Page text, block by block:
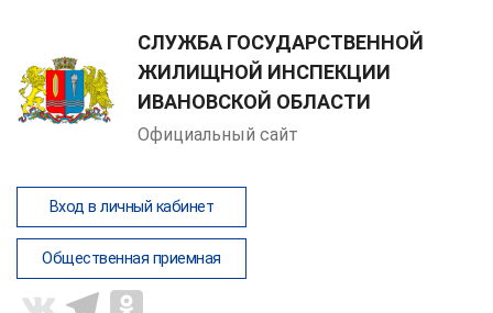
СЛУЖБА ГОСУДАРСТВЕННОЙ
ЖИЛИЩНОЙ ИНСПЕКЦИИ
ИВАНОВСКОЙ ОБЛАСТИ
Официальный сайт
Вход в личный кабинет
Общественная приемная